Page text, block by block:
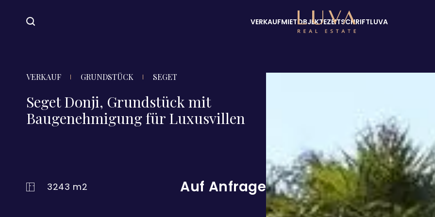
VERKAUFMIETOBJEKTEZEITSCHRIFTLUVA
VERKAUF GRUNDSTÜCK SEGET
Seget Donji, Grundstück mit
Baugenehmigung für Luxusvillen
3243 m2 Auf Anfrage